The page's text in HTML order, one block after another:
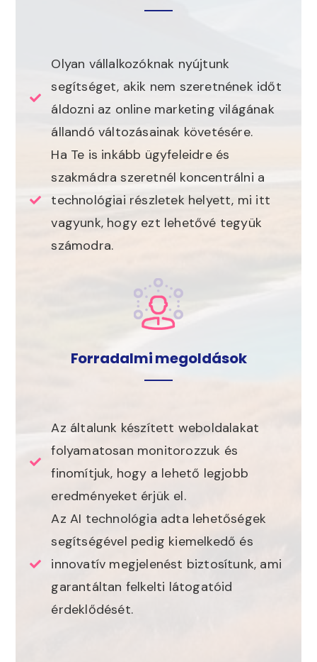
Olyan vállalkozóknak nyújtunk
segítséget, akik nem szeretnének időt
áldozni az online marketing világának
állandó változásainak követésére.
Ha Te is inkább ügyfeleidre és
szakmádra szeretnél koncentrálni a
technológiai részletek helyett, mi itt
vagyunk, hogy ezt lehetővé tegyük
számodra.
Forradalmi megoldások
Az általunk készített weboldalakat
folyamatosan monitorozzuk és
finomítjuk, hogy a lehető legjobb
eredményeket érjük el.
Az AI technológia adta lehetőségek
segítségével pedig kiemelkedő és
innovatív megjelenést biztosítunk, ami
garantáltan felkelti látogatóid
érdeklődését.